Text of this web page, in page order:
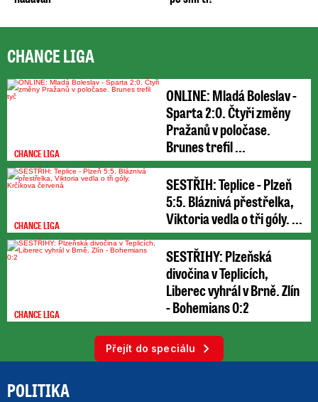
CHANCE LIGA
CHANCE LIGA
ONLINE: Mladá Boleslav -
Sparta 2:0. Čtyři změny
Pražanů v poločase.
Brunes trefil ...
CHANCE LIGA
SESTŘIH: Teplice - Plzeň
5:5. Bláznivá přestřelka,
Viktoria vedla o tři góly. ...
CHANCE LIGA
SESTŘIHY: Plzeňská
divočina v Teplicích,
Liberec vyhrál v Brně. Zlín
- Bohemians 0:2
Přejít do speciálu
POLITIKA